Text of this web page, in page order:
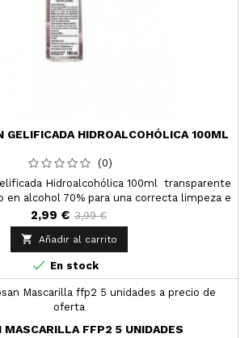
GELIFICADA HIDROALCOHÓLICA 100ML
(0)
Hidroalcohólica 100ml transparente
en alcohol 70% para una correcta limpeza e
e hidratante sin lleguar a ser untuoso.
2,99 € 3,99 €

Añadir al carrito
 En stock
MASCARILLA FFP2 5 UNIDADES